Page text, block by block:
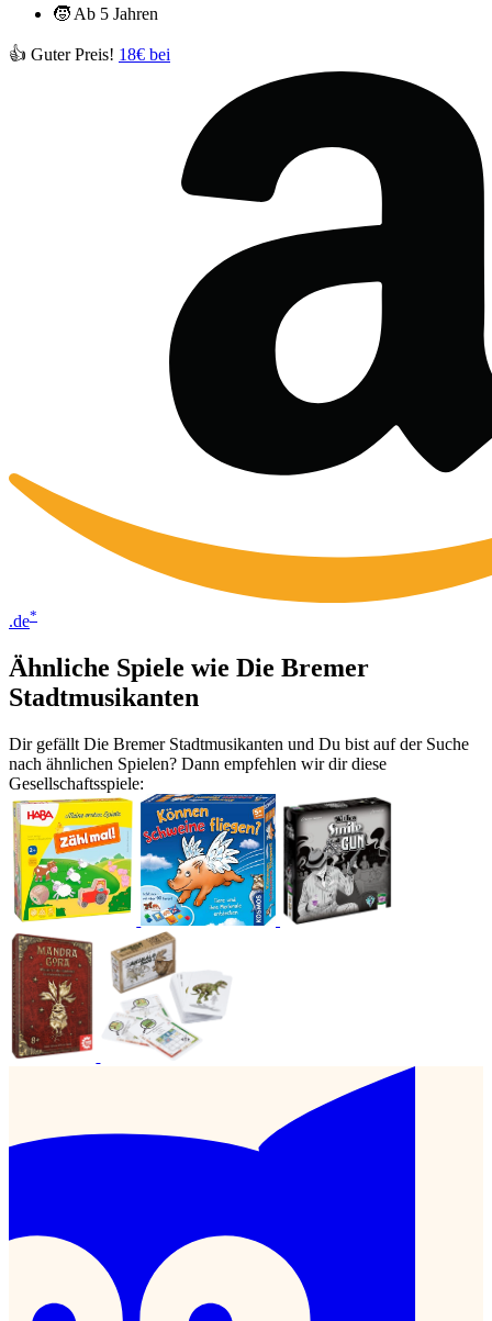
🧒 Ab 5 Jahren
👍 Guter Preis! 18€ bei
.de*
Ähnliche Spiele wie Die Bremer
Stadtmusikanten
Dir gefällt Die Bremer Stadtmusikanten und Du bist auf der Suche
nach ähnlichen Spielen? Dann empfehlen wir dir diese
Gesellschaftsspiele: